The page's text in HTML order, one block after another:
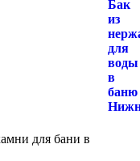
для бани в